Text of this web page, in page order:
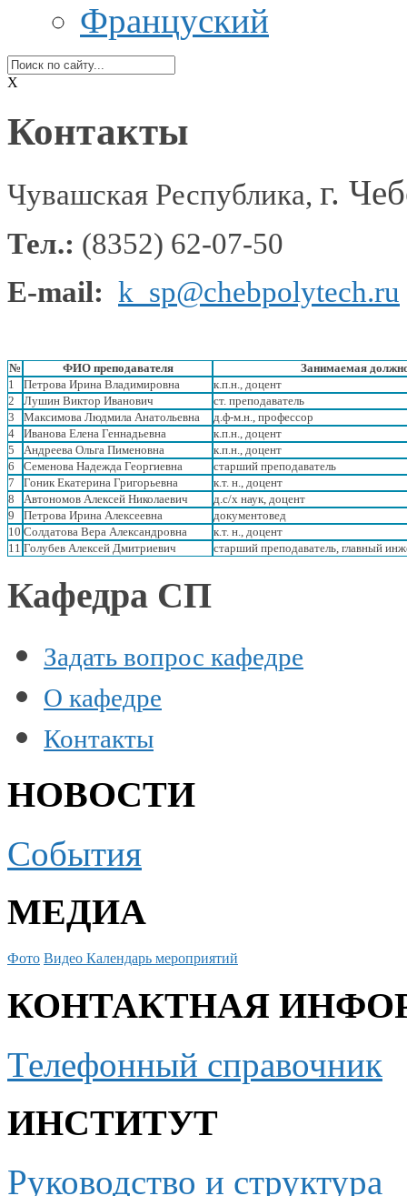
Француский
X
Контакты
Чувашская Республика, г.
Тел.: (8352) 62-07-50
E-mail: k_sp@chebpolytech.ru
№ ФИО преподавателя
Занимаемая
1
Петрова Ирина Владимировна
к.п.н., доцент
2
Лушин Виктор Иванович
ст. преподаватель
3
Максимова Людмила Анатольевна д.ф-м.н., профессор
4
Иванова Елена Геннадьевна
к.п.н., доцент
5
Андреева Ольга Пименовна
к.п.н., доцент
6
Семенова Надежда Георгиевна
старший преподаватель
7
Гоник Екатерина Григорьевна к.т. н.,
доцент
8
Автономов Алексей Николаевич
д.с/х наук, доцент
9
Петрова Ирина Алексеевна
документовед
10 Солдатова Вера Александровна к.т. н.,
доцент
11 Голубев Алексей Дмитриевич старший преподаватель, главный
Кафедра СП
Задать вопрос кафедре
О кафедре
Контакты
НОВОСТИ
События
МЕДИА
Фото Видео Календарь мероприятий
КОНТАКТНАЯ
Телефонный справочник
ИНСТИТУТ
Руководство и структура